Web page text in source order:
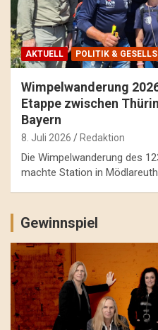
AKTUELL POLITIK &
Wimpelwanderung
Etappe zwischen
Bayern
8. Juli 2026 Redaktion
Die Wimpelwanderung des
machte Station in
Gewinnspiel